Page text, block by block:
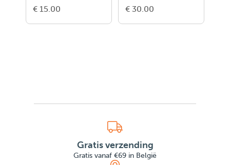
€ 15.00 € 30.00
Gratis verzending
Gratis vanaf €69 in België